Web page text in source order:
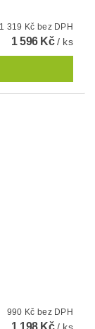
1 319 Kč bez DPH
1 596 Kč/ ks
990 Kč bez DPH
1 198 Kč/ ks